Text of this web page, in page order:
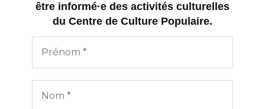
être informé·e des activités culturelles
du Centre de Culture Populaire.